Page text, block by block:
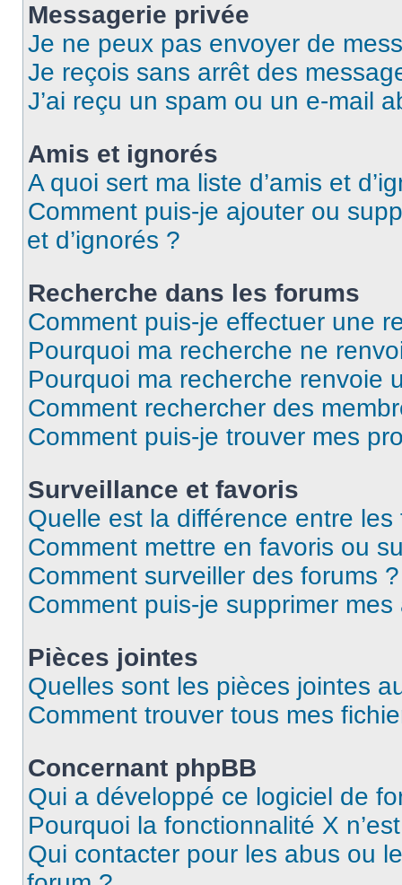
Messagerie privée
Je ne peux pas envoyer de
Je reçois sans arrêt des
J’ai reçu un spam ou un e-mail
Amis et ignorés
A quoi sert ma liste d’amis et
Comment puis-je ajouter ou
et d’ignorés ?
Recherche dans les forums
Comment puis-je effectuer une
Pourquoi ma recherche ne
Pourquoi ma recherche renvoie
Comment rechercher des
Comment puis-je trouver mes
Surveillance et favoris
Quelle est la différence entre
Comment mettre en favoris ou
Comment surveiller des forums ?
Comment puis-je supprimer
Pièces jointes
Quelles sont les pièces jointes
Comment trouver tous mes
Concernant phpBB
Qui a développé ce logiciel de
Pourquoi la fonctionnalité X
Qui contacter pour les abus ou